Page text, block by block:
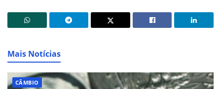
Mais Notícias
CÂMBIO